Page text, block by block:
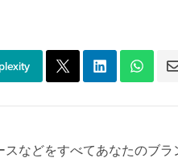
などをすべてあなたのブラ